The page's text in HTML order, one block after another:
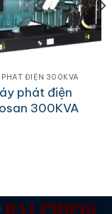
PHÁT ĐIỆN 300KVA
phát điện
300KVA